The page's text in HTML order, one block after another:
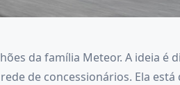
da família Meteor. A ideia é
de concessionários. Ela está